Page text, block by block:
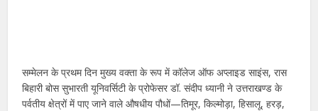
सम्मेलन के प्रथम दिन मुख्य वक्ता के रूप में कॉलेज ऑफ अप्लाइड साइंस, रास
बिहारी बोस सुभारती यूनिवर्सिटी के प्रोफेसर डॉ. संदीप ध्यानी ने उत्तराखण्ड के
पर्वतीय क्षेत्रों में पाए जाने वाले औषधीय पौधों—तिमूर, किल्मोड़ा, हिसालू, हरड़,